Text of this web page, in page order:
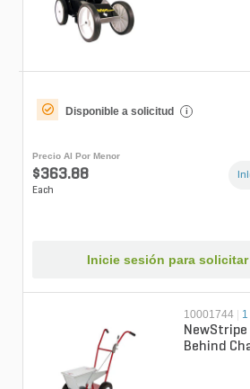
Disponible a solicitud i
Precio Al Por Menor
$363.88
Each
Inicie sesión para
10001744
NewStripe
Behind